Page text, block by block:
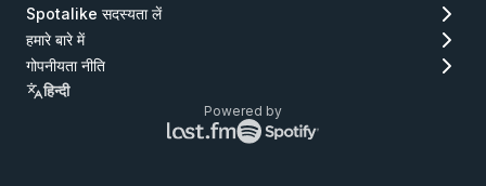
Spotalike सदस्यता लें
हमारे बारे में
गोपनीयता नीति
हिन्दी
Powered by
Lastfm
लोगो